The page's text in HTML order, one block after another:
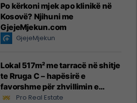
Po kërkoni mjek apo klinikë në
Kosovë? Njihuni me
GjejeMjekun.com
GjejeMjekun
Lokal 517m² me tarracë në shitje
te Rruga C – hapësirë e
favorshme për zhvillimin e
biznesit #15796
Pro Real Estate